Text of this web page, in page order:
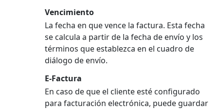
Vencimiento
La fecha en que vence la factura. Esta fecha
se calcula a partir de la fecha de envío y los
términos que establezca en el cuadro de
diálogo de envío.
E-Factura
En caso de que el cliente esté configurado
para facturación electrónica, puede guardar